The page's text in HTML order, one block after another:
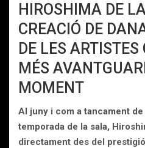
HIROSHIMA DE
CREACIÓ DE
DE LES
MÉS
MOMENT
Al juny i com a tancament
temporada de la sala,
directament des del